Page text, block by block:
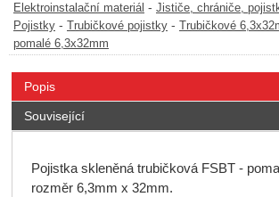
Elektroinstalační materiál - Jističe, chrániče,
Pojistky - Trubičkové pojistky - Trubičkové
pomalé 6,3x32mm
Popis
Související
Pojistka skleněná trubičková FSBT -
rozměr 6,3mm x 32mm.